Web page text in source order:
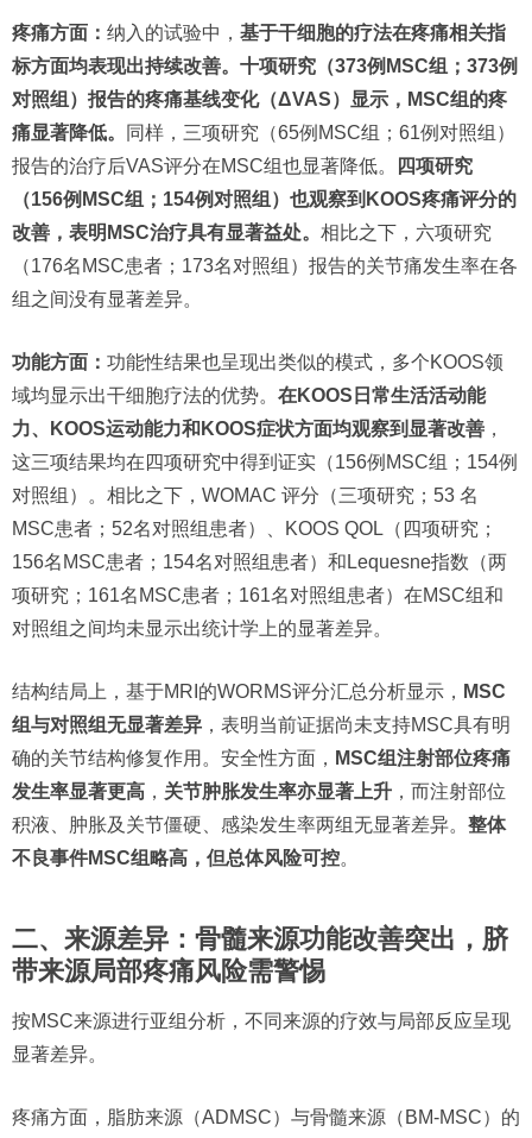
疼痛方面： 纳入的试验中， 基于干细胞的疗法在疼痛相关指
标方面均表现出持续改善。十项研究（373例MSC组；373例
对照组）报告的疼痛基线变化（ΔVAS）显示，MSC组的疼
痛显著降低。
同样，三项研究（65例MSC组；61例对照组）
报告的治疗后VAS评分在MSC组也显著降低。
四项研究
（156例MSC组；154例对照组）也观察到KOOS疼痛评分的
改善，表明MSC治疗具有显著益处。 相比之下，六项研究
（176名MSC患者；173名对照组）报告的关节痛发生率在各
组之间没有显著差异。
功能方面： 功能性结果也呈现出类似的模式，多个KOOS领
域均显示出干细胞疗法的优势。 在KOOS日常生活活动能
力、KOOS运动能力和KOOS症状方面均观察到显著改善 ，
这三项结果均在四项研究中得到证实（156例MSC组；154例
对照组）。相比之下，WOMAC 评分（三项研究；53 名
MSC患者；52名对照组患者）、KOOS QOL（四项研究；
156名MSC患者；154名对照组患者）和Lequesne指数（两
项研究；161名MSC患者；161名对照组患者）在MSC组和
对照组之间均未显示出统计学上的显著差异。
结构结局上，基于MRI的WORMS评分汇总分析显示， MSC
组与对照组无显著差异 ，表明当前证据尚未支持MSC具有明
确的关节结构修复作用。安全性方面， MSC组注射部位疼痛
发生率显著更高 ， 关节肿胀发生率亦显著上升 ，而注射部位
积液、肿胀及关节僵硬、感染发生率两组无显著差异。 整体
不良事件MSC组略高 ，但总体风险可控。
二、来源差异：骨髓来源功能改善突出，脐
带来源局部疼痛风险需警惕
按MSC来源进行亚组分析，不同来源的疗效与局部反应呈现
显著差异。
疼痛方面，脂肪来源（ADMSC）与骨髓来源（BM-MSC）的